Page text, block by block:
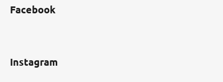
Facebook
Instagram